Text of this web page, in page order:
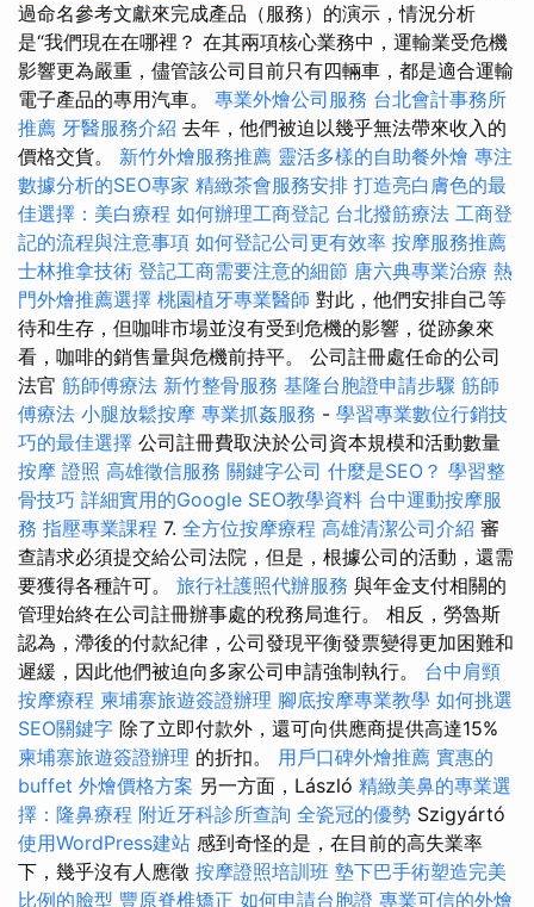
過命名參考文獻來完成產品（服務）的演示，情況分析
是“我們現在在哪裡？ 在其兩項核心業務中，運輸業受危機
影響更為嚴重，儘管該公司目前只有四輛車，都是適合運輸
電子產品的專用汽車。 專業外燴公司服務 台北會計事務所
推薦 牙醫服務介紹 去年，他們被迫以幾乎無法帶來收入的
價格交貨。 新竹外燴服務推薦 靈活多樣的自助餐外燴 專注
數據分析的SEO專家 精緻茶會服務安排 打造亮白膚色的最
佳選擇：美白療程 如何辦理工商登記 台北撥筋療法 工商登
記的流程與注意事項 如何登記公司更有效率 按摩服務推薦
士林推拿技術 登記工商需要注意的細節 唐六典專業治療 熱
門外燴推薦選擇 桃園植牙專業醫師 對此，他們安排自己等
待和生存，但咖啡市場並沒有受到危機的影響，從跡象來
看，咖啡的銷售量與危機前持平。 公司註冊處任命的公司
法官 筋師傅療法 新竹整骨服務 基隆台胞證申請步驟 筋師
傅療法 小腿放鬆按摩 專業抓姦服務 - 學習專業數位行銷技
巧的最佳選擇 公司註冊費取決於公司資本規模和活動數量
按摩 證照 高雄徵信服務 關鍵字公司 什麼是SEO？ 學習整
骨技巧 詳細實用的Google SEO教學資料 台中運動按摩服
務 指壓專業課程 7. 全方位按摩療程 高雄清潔公司介紹 審
查請求必須提交給公司法院，但是，根據公司的活動，還需
要獲得各種許可。 旅行社護照代辦服務 與年金支付相關的
管理始終在公司註冊辦事處的稅務局進行。 相反，勞魯斯
認為，滯後的付款紀律，公司發現平衡發票變得更加困難和
遲緩，因此他們被迫向多家公司申請強制執行。 台中肩頸
按摩療程 柬埔寨旅遊簽證辦理 腳底按摩專業教學 如何挑選
SEO關鍵字 除了立即付款外，還可向供應商提供高達15%
柬埔寨旅遊簽證辦理 的折扣。 用戶口碑外燴推薦 實惠的
buffet 外燴價格方案 另一方面，László 精緻美鼻的專業選
擇：隆鼻療程 附近牙科診所查詢 全瓷冠的優勢 Szigyártó
使用WordPress建站 感到奇怪的是，在目前的高失業率
下，幾乎沒有人應徵 按摩證照培訓班 墊下巴手術塑造完美
比例的臉型 豐原脊椎矯正 如何申請台胞證 專業可信的外燴